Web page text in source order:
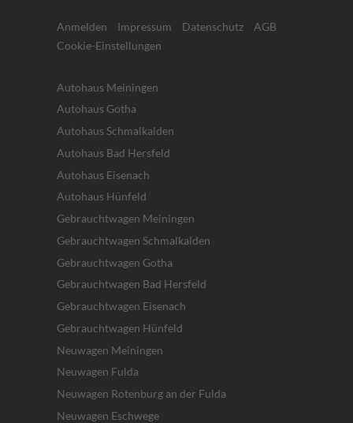
Anmelden Impressum Datenschutz
AGB
Cookie-Einstellungen
Autohaus Meiningen
Autohaus Gotha
Autohaus Schmalkalden
Autohaus Bad Hersfeld
Autohaus Eisenach
Autohaus Hünfeld
Gebrauchtwagen Meiningen
Gebrauchtwagen Schmalkalden
Gebrauchtwagen Gotha
Gebrauchtwagen Bad Hersfeld
Gebrauchtwagen Eisenach
Gebrauchtwagen Hünfeld
Neuwagen Meiningen
Neuwagen Fulda
Neuwagen Rotenburg an der Fulda
Neuwagen Eschwege